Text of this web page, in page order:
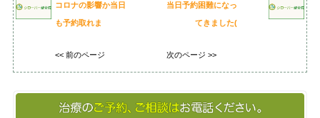
コロナの影響か当日
も予約取れま
<< 前のページ
当日予約困難になっ
てきました(
次のページ >>